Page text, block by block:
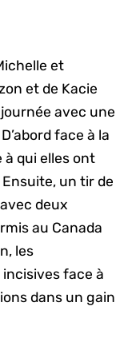
et
et de Kacie
avec une
face à la
à qui elles ont
un tir de
deux
au Canada
les
face à
dans un gain